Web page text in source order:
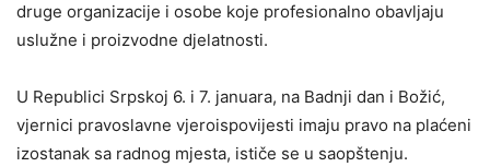
druge organizacije i osobe koje profesionalno obavljaju
uslužne i proizvodne djelatnosti.
U Republici Srpskoj 6. i 7. januara, na Badnji dan i Božić,
vjernici pravoslavne vjeroispovijesti imaju pravo na plaćeni
izostanak sa radnog mjesta, ističe se u saopštenju.